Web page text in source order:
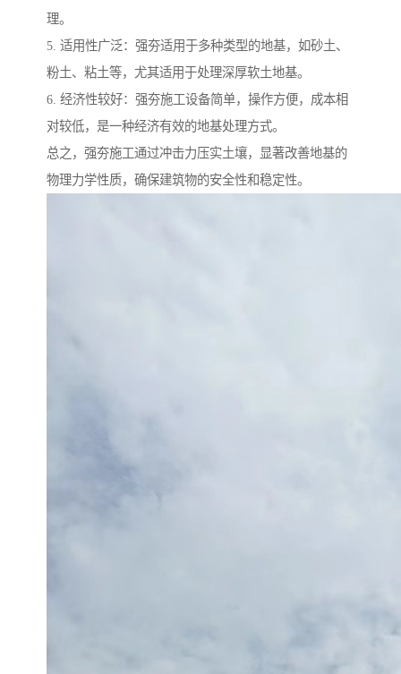
理。
5. 适用性广泛：强夯适用于多种类型的地基，如砂土、
粉土、粘土等，尤其适用于处理深厚软土地基。
6. 经济性较好：强夯施工设备简单，操作方便，成本相
对较低，是一种经济有效的地基处理方式。
总之，强夯施工通过冲击力压实土壤，显著改善地基的
物理力学性质，确保建筑物的安全性和稳定性。